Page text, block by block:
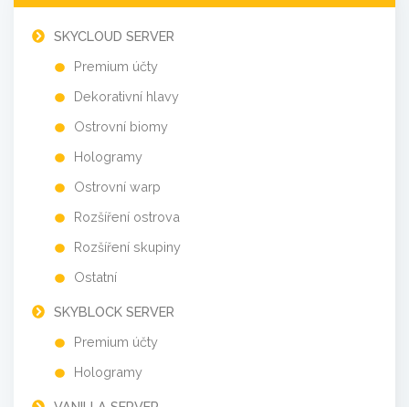
SKYCLOUD SERVER
Premium účty
Dekorativní hlavy
Ostrovní biomy
Hologramy
Ostrovní warp
Rozšíření ostrova
Rozšíření skupiny
Ostatní
SKYBLOCK SERVER
Premium účty
Hologramy